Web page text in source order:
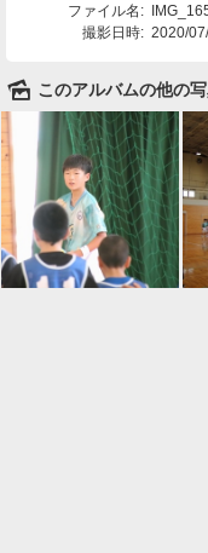
ファイル名:
撮影日時: 2020/
🌄 このアルバムの他の